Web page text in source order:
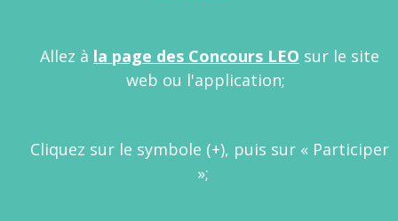
Allez à la page des Concours LEO sur le site
web ou l'application;
Cliquez sur le symbole (+), puis sur « Participer
»;